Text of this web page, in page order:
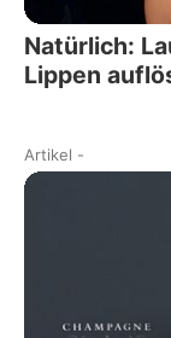
Natürlich:
Lippen
Artikel -